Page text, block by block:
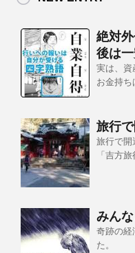
絶対
後は一
実は、資
お金持ち
旅行
旅行で
「吉方旅
みん
奇跡の経
た。